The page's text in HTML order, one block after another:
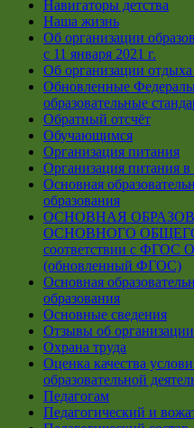
Навигаторы детства
Наша жизнь
Об организации
с 11 января 2021 г.
Об организации
Обновленные
образовательные
Обратный отсчёт
Обучающимся
Организация питания
Организация питания в
Основная
образования
ОСНОВНАЯ
ОСНОВНОГО
соответствии с ФГОС
(обновленный ФГОС)
Основная
образования
Основные сведения
Отзывы об
Охрана труда
Оценка качества
образовательной
Педагогам
Педагогический и